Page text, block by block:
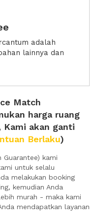
adalah
lainnya dan
Match
harga ruang
Kami akan ganti
Berlaku)
kami
untuk selalu
melakukan booking
kemudian Anda
murah - maka kami
mendapatkan layanan